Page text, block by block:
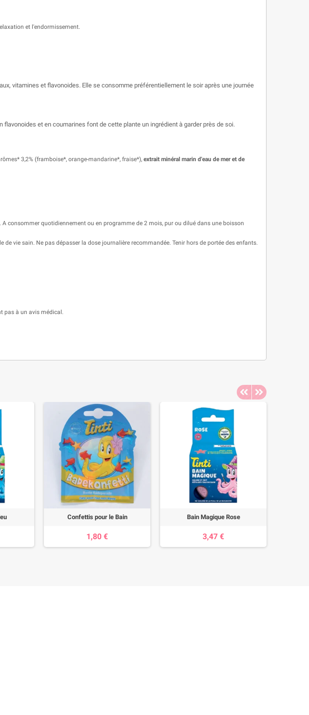
et l'endormissement.
vitamines et flavonoides. Elle se consomme préférentiellement le soir après une journée
et en coumarines font de cette plante un ingrédient à garder près de soi.
3,2% (framboise*, orange-mandarine*, fraise*), extrait minéral marin d'eau de mer et de
consommer quotidiennement ou en programme de 2 mois, pur ou dilué dans une boisson
vie sain. Ne pas dépasser la dose journalière recommandée. Tenir hors de portée des enfants.
pas à un avis médical.
Confettis pour le Bain
1,80 €
Bain Magique Rose
3,47 €